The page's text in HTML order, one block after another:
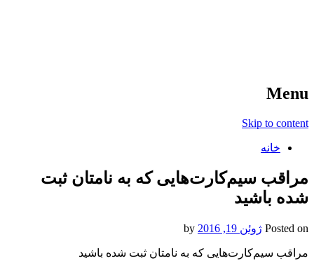
Menu
Skip to content
خانه
مراقب سیم‌کارت‌هایی که به نامتان ثبت
شده باشید
Posted on ژوئن 19, 2016
مراقب سیم‌کارت‌هایی که به نامتان ثبت شده باشید